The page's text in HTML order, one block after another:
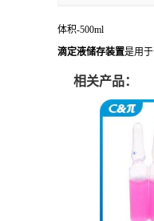
体积-500ml
滴定液储存装置是用
相关产品：